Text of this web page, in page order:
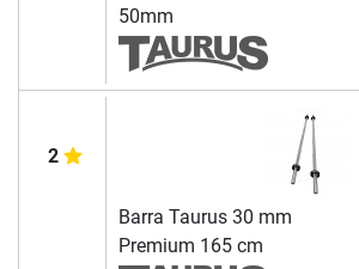
50mm
2
Barra Taurus 30 mm
Premium 165 cm